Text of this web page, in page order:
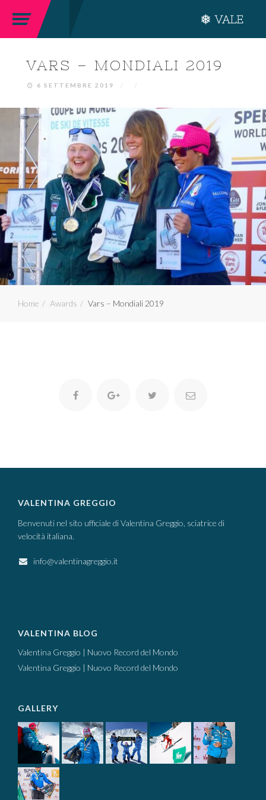
VARS – MONDIALI 2019
6 SETTEMBRE 2019 / /
Home Awards Vars – Mondiali 2019
VALENTINA GREGGIO
Benvenuti nel sito ufficiale di Valentina Greggio, sciatrice di
velocità italiana.
info@valentinagreggio.it
VALENTINA BLOG
Valentina Greggio | Nuovo Record del Mondo
Valentina Greggio | Nuovo Record del Mondo
GALLERY